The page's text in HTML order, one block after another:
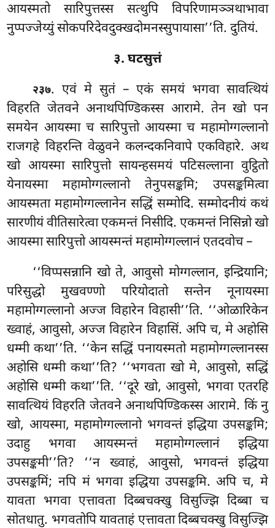
आयस्मतो सारिपुत्तस्स सत्थुपि विपरिणामञ्ञथाभावा
नुप्पज्जेय्युं सोकपरिदेवदुक्खदोमनस्सुपायासा’’ति. दुतियं.
३. घटसुत्तं
२३७. एवं मे सुतं – एकं समयं भगवा सावत्थियं
विहरति जेतवने अनाथपिण्डिकस्स आरामे. तेन खो पन
समयेन आयस्मा च सारिपुत्तो आयस्मा च महामोग्गल्लानो
राजगहे विहरन्ति वेळुवने कलन्दकनिवापे एकविहारे. अथ
खो आयस्मा सारिपुत्तो सायन्हसमयं पटिसल्लाना वुट्ठितो
येनायस्मा महामोग्गल्लानो तेनुपसङ्कमि; उपसङ्कमित्वा
आयस्मता महामोग्गल्लानेन सद्धिं सम्मोदि. सम्मोदनीयं कथं
सारणीयं वीतिसारेत्वा एकमन्तंनिसीदि. एकमन्तं निसिन्नो खो
आयस्मा सारिपुत्तो आयस्मन्तं महामोग्गल्लानं एतदवोच –
‘‘विप्पसन्नानि खो ते, आवुसो मोग्गल्लान, इन्द्रियानि;
परिसुद्धो मुखवण्णो परियोदातो सन्तेन नूनायस्मा
महामोग्गल्लानो अज्ज विहारेन विहासी’’ति. ‘‘ओळारिकेन
ख्वाहं, आवुसो, अज्ज विहारेन विहासिं. अपि च, मे अहोसि
धम्मी कथा’’ति. ‘‘केन सद्धिं पनायस्मतो महामोग्गल्लानस्स
अहोसि धम्मी कथा’’ति? ‘‘भगवता खो मे, आवुसो, सद्धिं
अहोसि धम्मी कथा’’ति. ‘‘दूरे खो, आवुसो, भगवा एतरहि
सावत्थियं विहरति जेतवने अनाथपिण्डिकस्स आरामे. किं नु
खो, आयस्मा, महामोग्गल्लानो भगवन्तं इद्धिया उपसङ्कमि;
उदाहु भगवा आयस्मन्तं महामोग्गल्लानं इद्धिया
उपसङ्कमी’’ति? ‘‘न ख्वाहं, आवुसो, भगवन्तं इद्धिया
उपसङ्कमिं; नपि मं भगवा इद्धिया उपसङ्कमि. अपि च, मे
यावता भगवा एत्तावता दिब्बचक्खु विसुज्झि दिब्बा च
सोतधातु. भगवतोपि यावताहं एत्तावता दिब्बचक्खु विसुज्झि